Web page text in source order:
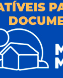
de Contas